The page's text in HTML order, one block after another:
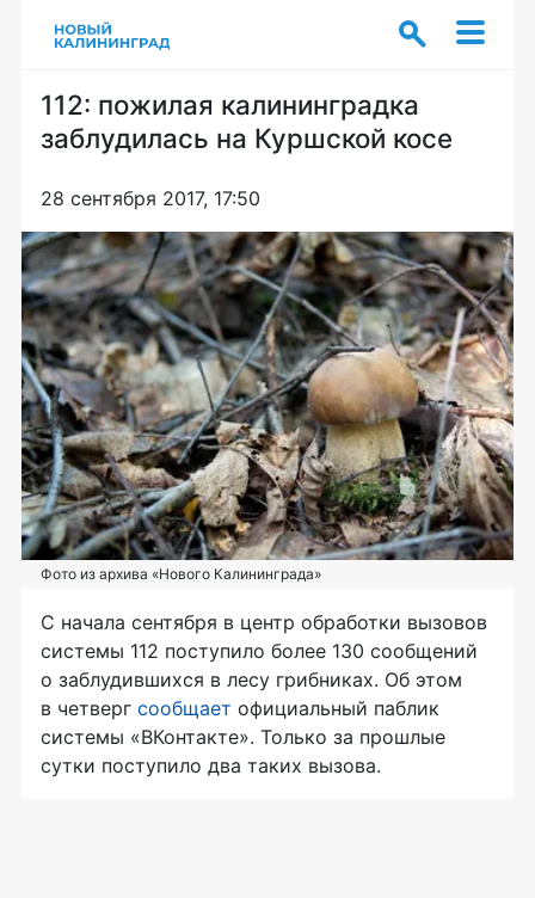
112: пожилая калининградка
заблудилась на Куршской косе
28 сентября 2017, 17:50
Фото из архива «Нового Калининграда»
С начала сентября в центр обработки вызовов
системы 112 поступило более 130 сообщений
о заблудившихся в лесу грибниках. Об этом
в четверг сообщает официальный паблик
системы «ВКонтакте». Только за прошлые
сутки поступило два таких вызова.